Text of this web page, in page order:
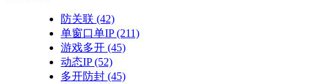
防关联 (42)
单窗口单IP(211)
游戏多开 (45)
动态IP(52)
多开防封 (45)